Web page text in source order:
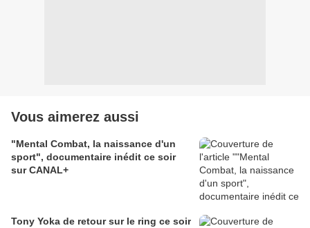
Vous aimerez aussi
"Mental Combat, la naissance d'un
sport", documentaire inédit ce soir
sur CANAL+
Tony Yoka de retour sur le ring ce soir